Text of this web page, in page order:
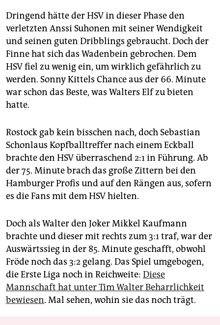
Dringend hätte der HSV in dieser Phase den
verletzten Anssi Suhonen mit seiner Wendigkeit
und seinen guten Dribblings gebraucht. Doch der
Finne hat sich das Wadenbein gebrochen. Dem
HSV fiel zu wenig ein, um wirklich gefährlich zu
werden. Sonny Kittels Chance aus der 66. Minute
war schon das Beste, was Walters Elf zu bieten
hatte.
Rostock gab kein bisschen nach, doch Sebastian
Schonlaus Kopfballtreffer nach einem Eckball
brachte den HSV überraschend 2:1 in Führung. Ab
der 75. Minute brach das große Zittern bei den
Hamburger Profis und auf den Rängen aus, sofern
es die Fans mit dem HSV hielten.
Doch als Walter den Joker Mikkel Kaufmann
brachte und dieser mit rechts zum 3:1 traf, war der
Auswärtssieg in der 85. Minute geschafft, obwohl
Fröde noch das 3:2 gelang. Das Spiel umgebogen,
die Erste Liga noch in Reichweite: Diese
Mannschaft hat unter Tim Walter Beharrlichkeit
bewiesen. Mal sehen, wohin sie das noch trägt.